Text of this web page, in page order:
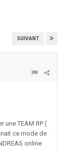
SUIVANT
une TEAM RP (
ce mode de
online